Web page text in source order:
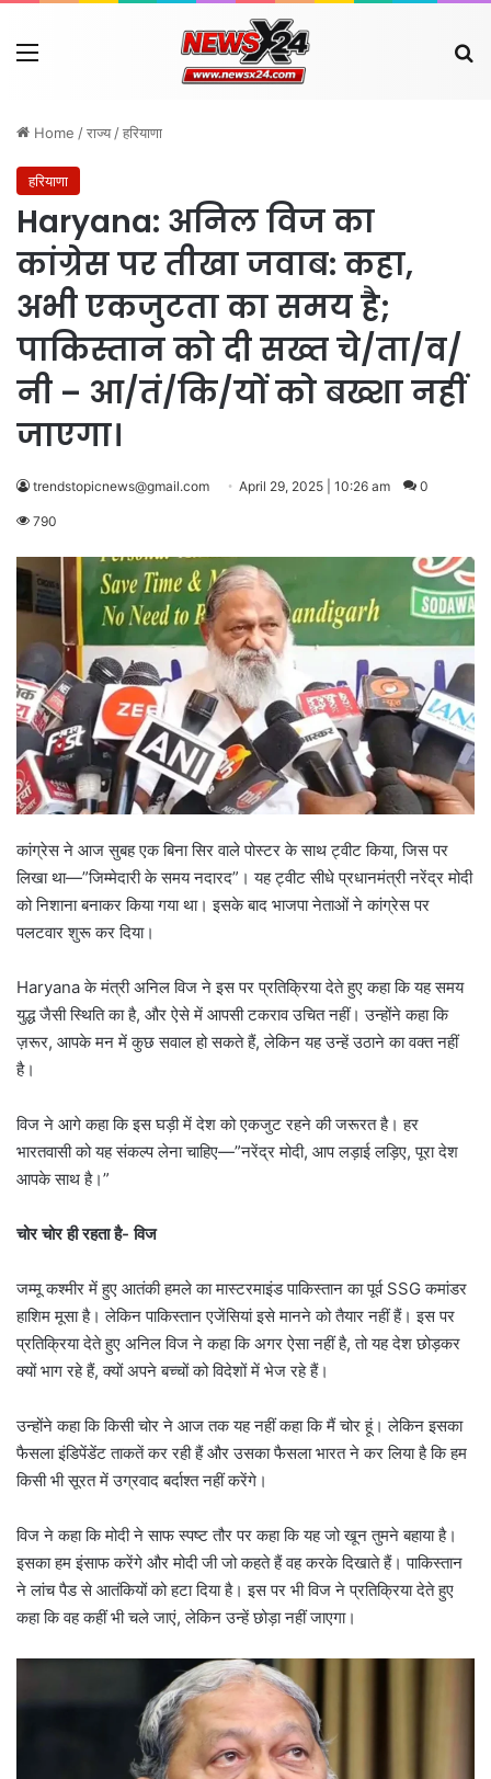
Menu
Home /राज्य /हरियाणा
हरियाणा
Haryana: अनिल विज का
कांग्रेस पर तीखा जवाब: कहा,
अभी एकजुटता का समय है;
पाकिस्तान को दी सख्त चे/ता/व/
नी – आ/तं/कि/यों को बख्शा नहीं
जाएगा।
trendstopicnews@gmail.com April 29, 2025 | 10:26 am 0
790
कांग्रेस ने आज सुबह एक बिना सिर वाले पोस्टर के साथ ट्वीट किया, जिस पर
लिखा था—”जिम्मेदारी के समय नदारद”। यह ट्वीट सीधे प्रधानमंत्री नरेंद्र मोदी
को निशाना बनाकर किया गया था। इसके बाद भाजपा नेताओं ने कांग्रेस पर
पलटवार शुरू कर दिया।
Haryana के मंत्री अनिल विज ने इस पर प्रतिक्रिया देते हुए कहा कि यह समय
युद्ध जैसी स्थिति का है, और ऐसे में आपसी टकराव उचित नहीं। उन्होंने कहा कि
ज़रूर, आपके मन में कुछ सवाल हो सकते हैं, लेकिन यह उन्हें उठाने का वक्त नहीं
है।
विज ने आगे कहा कि इस घड़ी में देश को एकजुट रहने की जरूरत है। हर
भारतवासी को यह संकल्प लेना चाहिए—”नरेंद्र मोदी, आप लड़ाई लड़िए, पूरा देश
आपके साथ है।”
चोर चोर ही रहता है- विज
जम्मू कश्मीर में हुए आतंकी हमले का मास्टरमाइंड पाकिस्तान का पूर्व SSG कमांडर
हाशिम मूसा है। लेकिन पाकिस्तान एजेंसियां इसे मानने को तैयार नहीं हैं। इस पर
प्रतिक्रिया देते हुए अनिल विज ने कहा कि अगर ऐसा नहीं है, तो यह देश छोड़कर
क्यों भाग रहे हैं, क्यों अपने बच्चों को विदेशों में भेज रहे हैं।
उन्होंने कहा कि किसी चोर ने आज तक यह नहीं कहा कि मैं चोर हूं। लेकिन इसका
फैसला इंडिपेंडेंट ताकतें कर रही हैं और उसका फैसला भारत ने कर लिया है कि हम
किसी भी सूरत में उग्रवाद बर्दाश्त नहीं करेंगे।
विज ने कहा कि मोदी ने साफ स्पष्ट तौर पर कहा कि यह जो खून तुमने बहाया है।
इसका हम इंसाफ करेंगे और मोदी जी जो कहते हैं वह करके दिखाते हैं। पाकिस्तान
ने लांच पैड से आतंकियों को हटा दिया है। इस पर भी विज ने प्रतिक्रिया देते हुए
कहा कि वह कहीं भी चले जाएं, लेकिन उन्हें छोड़ा नहीं जाएगा।